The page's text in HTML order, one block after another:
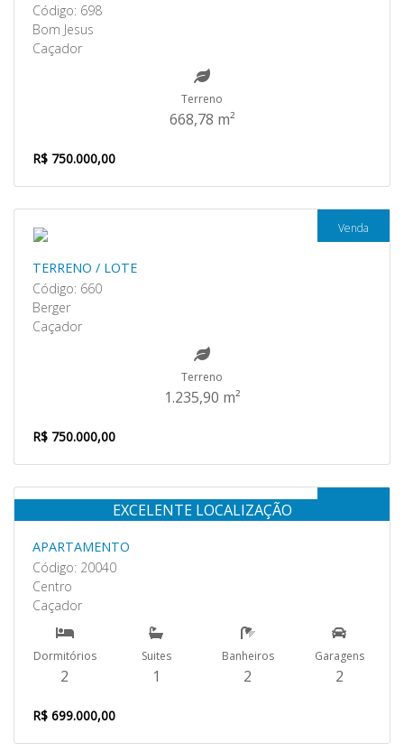
Código: 698
Bom Jesus
Caçador
Terreno
668,78 m²
R$ 750.000,00
Venda
TERRENO / LOTE
Código: 660
Berger
Caçador
Terreno
1.235,90 m²
R$ 750.000,00
EXCELENTE LOCALIZAÇÃO
APARTAMENTO
Código: 20040
Centro
Caçador
Dormitórios
2
Suites
1
Banheiros
2
Garagens
2
R$ 699.000,00